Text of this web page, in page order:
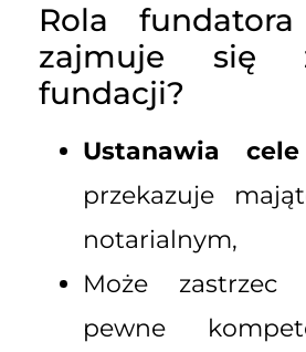
Rola
zajmuje się
fundacji?
Ustanawia cele
przekazuje
notarialnym,
Może
pewne